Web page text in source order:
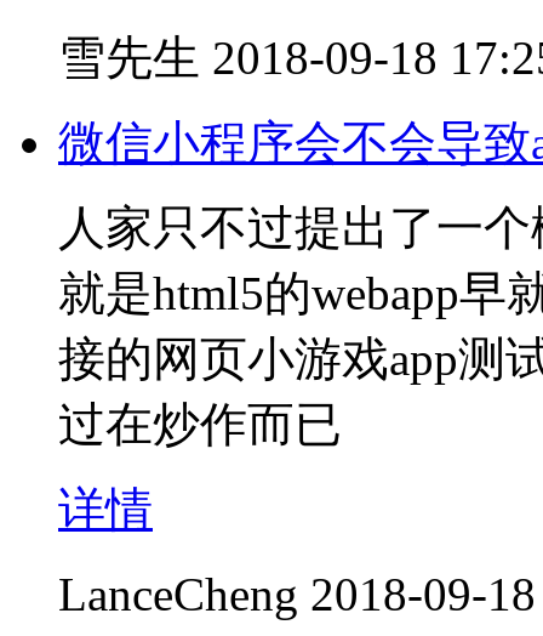
雪先生 2018-09-18
微信小程序会不会导
人家只不过提出了一
就是html5的webapp早
接的网页小游戏app测
过在炒作而已
详情
LanceCheng 2018-09-